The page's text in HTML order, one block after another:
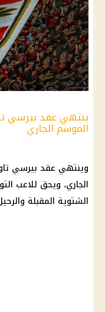
ينتهي عقد بيرسي
الموسم الجاري
وينتهي عقد بيرسي
الجاري، ويحق للاعب
الشتوية المقبلة